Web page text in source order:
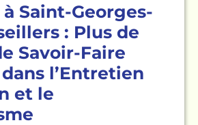
Saint-Georges-
: Plus de
Savoir-Faire
l’Entretien
et le